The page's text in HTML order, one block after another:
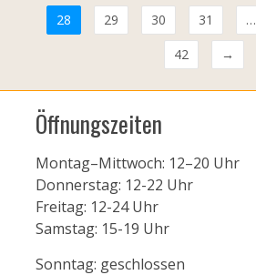
28
29 30 31 …
42
→
Öffnungszeiten
Montag–Mittwoch: 12–20 Uhr
Donnerstag: 12-22 Uhr
Freitag: 12-24 Uhr
Samstag: 15-19 Uhr
Sonntag: geschlossen